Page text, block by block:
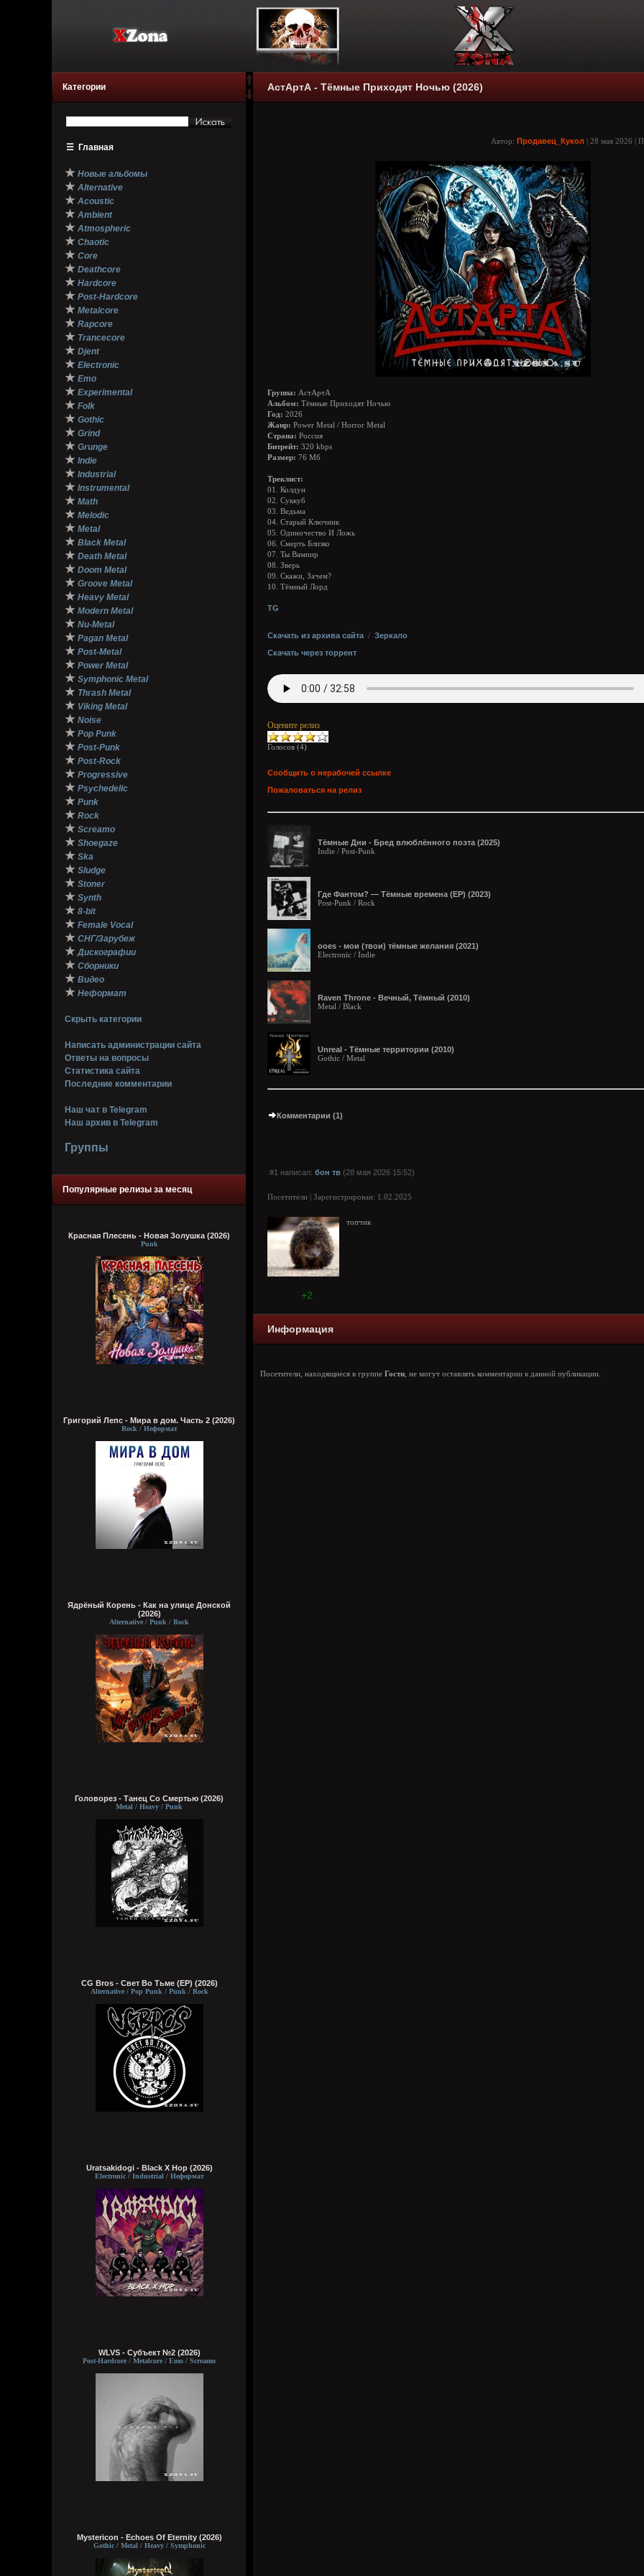
Категории
☰ Главная
★ Новые альбомы
★ Alternative
★ Acoustic
★ Ambient
★ Atmospheric
★ Chaotic
★ Core
★ Deathcore
★ Hardcore
★ Post-Hardcore
★ Metalcore
★ Rapcore
★ Trancecore
★ Djent
★ Electronic
★ Emo
★ Experimental
★ Folk
★ Gothic
★ Grind
★ Grunge
★ Indie
★ Industrial
★ Instrumental
★ Math
★ Melodic
★ Metal
★ Black Metal
★ Death Metal
★ Doom Metal
★ Groove Metal
★ Heavy Metal
★ Modern Metal
★ Nu-Metal
★ Pagan Metal
★ Post-Metal
★ Power Metal
★ Symphonic Metal
★ Thrash Metal
★ Viking Metal
★ Noise
★ Pop Punk
★ Post-Punk
★ Post-Rock
★ Progressive
★ Psychedelic
★ Punk
★ Rock
★ Screamo
★ Shoegaze
★ Ska
★ Sludge
★ Stoner
★ Synth
★ 8-bit
★ Female Vocal
★ СНГ/Зарубеж
★ Дискографии
★ Сборники
★ Видео
★ Неформат
Скрыть категории
Написать администрации сайта
Ответы на вопросы
Статистика сайта
Последние комментарии
Наш чат в Telegram
Наш архив в Telegram
Группы
Популярные релизы за месяц
Красная Плесень - Новая Золушка (2026)
Punk
Григорий Лепс - Мира в дом. Часть 2 (2026)
Rock / Неформат
Ядрёный Корень - Как на улице Донской
(2026)
Alternative / Punk / Rock
Головорез - Tанец Со Смертью (2026)
Metal / Heavy / Punk
CG Bros - Свет Во Тьме (EP) (2026)
Alternative / Pop Punk / Punk / Rock
Uratsakidogi - Black X Hop (2026)
Electronic / Industrial / Неформат
WLVS - Субъект №2 (2026)
Post-Hardcore / Metalcore / Emo / Screamo
Mystericon - Echoes Of Eternity (2026)
Gothic / Metal / Heavy / Symphonic
АстАртА - Тёмные Приходят Ночью (2026)
Автор: Продавец_Кукол | 28 мая 2026 |
Группа: АстАртА
Альбом: Тёмные Приходят Ночью
Год: 2026
Жанр: Power Metal / Horror Metal
Страна: Россия
Битрейт: 320 kbps
Размер: 76 Мб
Треклист:
01. Колдун
02. Суккуб
03. Ведьма
04. Старый Ключник
05. Одиночество И Ложь
06. Смерть Близко
07. Ты Вампир
08. Зверь
09. Скажи, Зачем?
10. Тёмный Лорд
TG
Скачать из архива сайта / Зеркало
Скачать через торрент
Оцените релиз
Голосов (4)
Сообщить о нерабочей ссылке
Пожаловаться на релиз
Тёмные Дни - Бред влюблённого поэта (2025)
Indie / Post-Punk
Где Фантом? — Тёмные времена (ЕР) (2023)
Post-Punk / Rock
ooes - мои (твои) тёмные желания (2021)
Electronic / Indie
Raven Throne - Вечный, Тёмный (2010)
Metal / Black
Unreal - Тёмные территории (2010)
Gothic / Metal
Комментарии (1)
#1 написал: бон тв (28 мая 2026 15:52)
Посетители | Зарегистрирован: 1.02.2025
топчик
+2
Информация
Посетители, находящиеся в группе Гости , не могут оставлять комментарии к данной публикации.